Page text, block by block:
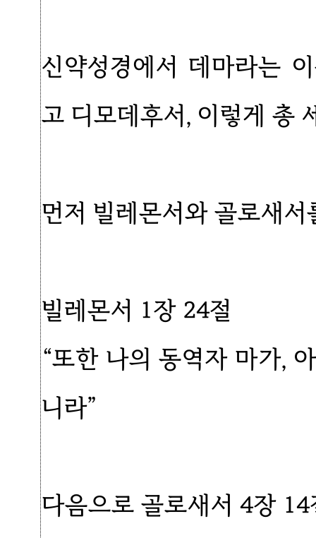
신약성경에서 데마라는
고 디모데후서, 이렇게 총
먼저 빌레몬서와 골로새
빌레몬서 1장 24절
“또한 나의 동역자 마가,
니라”
다음으로 골로새서 4장 14